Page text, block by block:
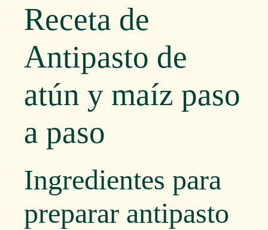
Receta de
Antipasto de
atún y maíz paso
a paso
Ingredientes para
preparar antipasto